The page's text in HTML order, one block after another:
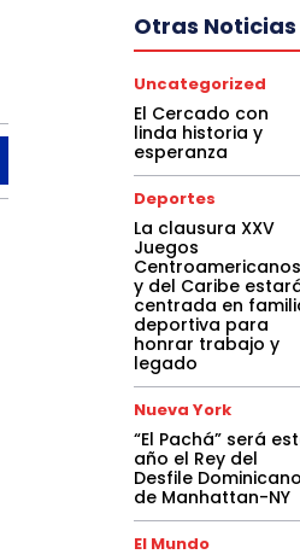
Otras Noticias
Uncategorized
El Cercado con
linda historia y
esperanza
Deportes
La clausura XXV
Juegos
Centroamericanos
y del Caribe
centrada en
deportiva para
honrar trabajo y
legado
Nueva York
“El Pachá” será
año el Rey del
Desfile Dominicano
de Manhattan-NY
El Mundo